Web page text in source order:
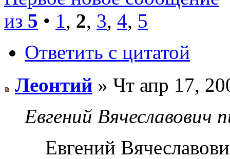
из 5 • 1, 2, 3, 4, 5
Ответить с цитатой
Леонтий » Чт апр 17,
Евгений Вячеславович
Евгений